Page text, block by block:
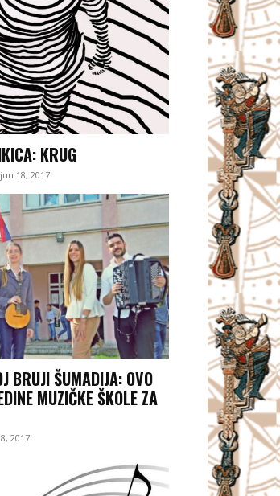
KRUG
jun 18, 2017
BRUJI ŠUMADIJA: OVO
MUZIČKE ŠKOLE ZA
2017